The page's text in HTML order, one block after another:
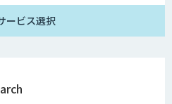
ービス選択